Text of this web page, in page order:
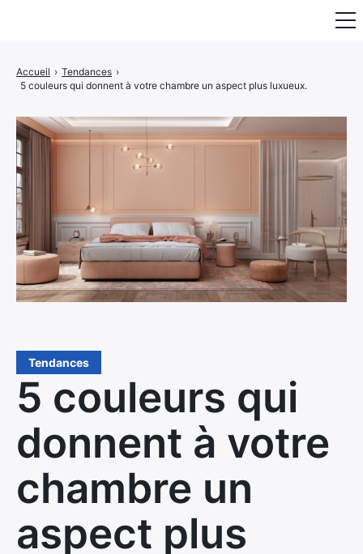
Accueil › Tendances ›
5 couleurs qui donnent à votre chambre un aspect plus luxueux.
Tendances
5 couleurs qui
donnent à votre
chambre un
aspect plus
Mobilier & Rangement
Luminaire
Art & Décoration
Portraits